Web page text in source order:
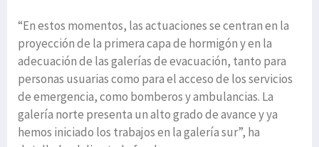
“En estos momentos, las actuaciones se centran en la
proyección de la primera capa de hormigón y en la
adecuación de las galerías de evacuación, tanto para
personas usuarias como para el acceso de los servicios
de emergencia, como bomberos y ambulancias. La
galería norte presenta un alto grado de avance y ya
hemos iniciado los trabajos en la galería sur”, ha